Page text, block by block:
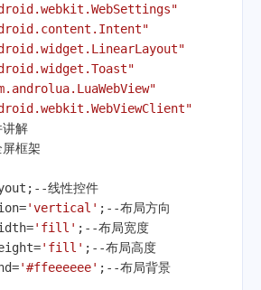
解
框架
--线性控件
'vertical' ; --布局方向
'fill' ; --布局宽度
'fill' ; --布局高度
'#ffeeeeee' ; --布局背景